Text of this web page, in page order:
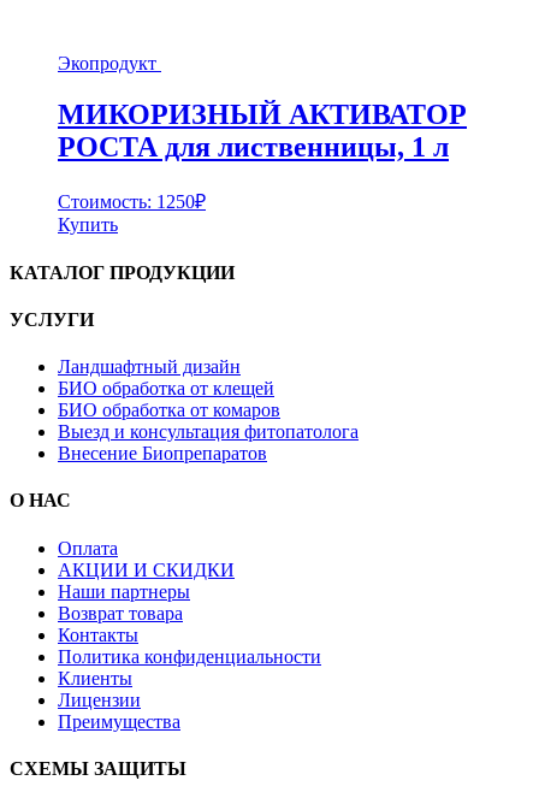
Экопродукт
МИКОРИЗНЫЙ АКТИВАТОР
РОСТА для лиственницы, 1 л
Стоимость: 1250₽
Купить
КАТАЛОГ ПРОДУКЦИИ
УСЛУГИ
Ландшафтный дизайн
БИО обработка от клещей
БИО обработка от комаров
Выезд и консультация фитопатолога
Внесение Биопрепаратов
О НАС
Оплата
АКЦИИ И СКИДКИ
Наши партнеры
Возврат товара
Контакты
Политика конфиденциальности
Клиенты
Лицензии
Преимущества
СХЕМЫ ЗАЩИТЫ